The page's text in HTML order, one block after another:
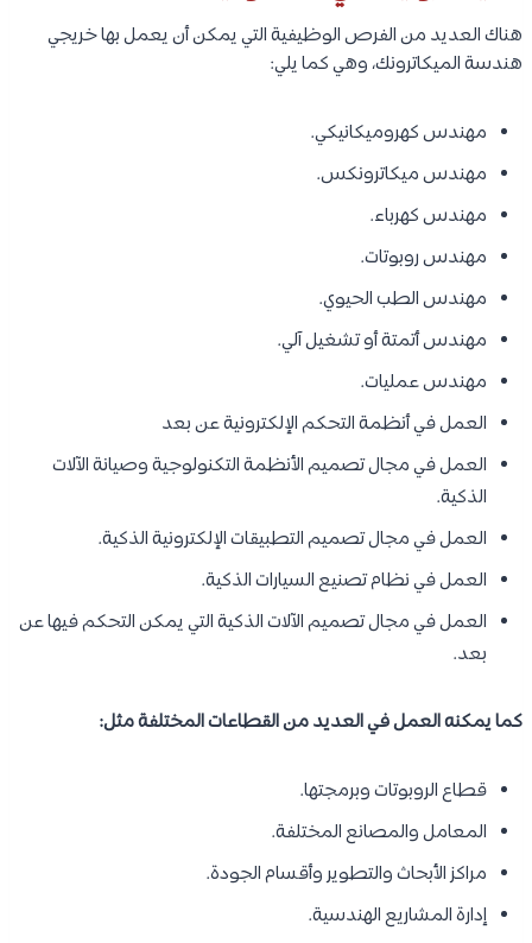
هناك العديد من الفرص الوظيفية التي يمكن أن يعمل بها خريجي
هندسة الميكاترونك، وهي كما يلي:
مهندس كهروميكانيكي.
مهندس ميكاترونكس.
مهندس كهرباء.
مهندس روبوتات.
مهندس الطب الحيوي.
مهندس أتمتة أو تشغيل آلي.
مهندس عمليات.
العمل في أنظمة التحكم الإلكترونية عن بعد
العمل في مجال تصميم الأنظمة التكنولوجية وصيانة الآلات
الذكية.
العمل في مجال تصميم التطبيقات الإلكترونية الذكية.
العمل في نظام تصنيع السيارات الذكية.
العمل في مجال تصميم الآلات الذكية التي يمكن التحكم فيها عن
بعد.
كما يمكنه العمل في العديد من القطاعات المختلفة مثل:
قطاع الروبوتات وبرمجتها.
المعامل والمصانع المختلفة.
مراكز الأبحاث والتطوير وأقسام الجودة.
إدارة المشاريع الهندسية.